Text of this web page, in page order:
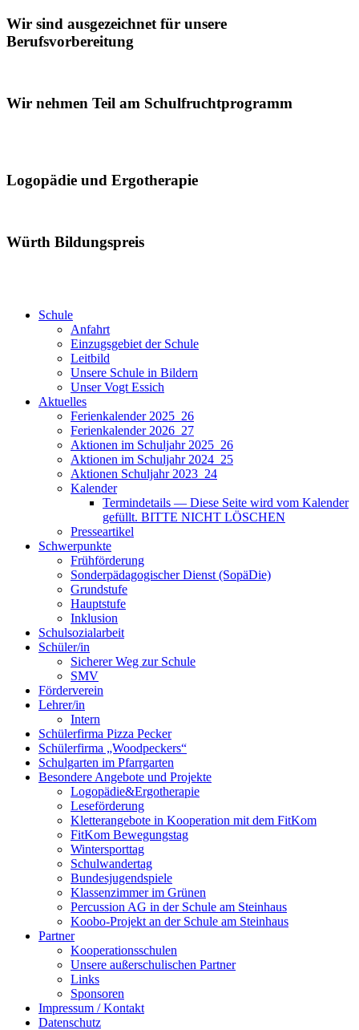
Wir sind ausgezeichnet für unsere
Berufsvorbereitung
Wir nehmen Teil am Schulfruchtprogramm
Logopädie und Ergotherapie
Würth Bildungspreis
Schule
Anfahrt
Einzugsgebiet der Schule
Leitbild
Unsere Schule in Bildern
Unser Vogt Essich
Aktuelles
Ferienkalender 2025_26
Ferienkalender 2026_27
Aktionen im Schuljahr 2025_26
Aktionen im Schuljahr 2024_25
Aktionen Schuljahr 2023_24
Kalender
Termindetails — Diese Seite wird vom Kalender
gefüllt. BITTE NICHT LÖSCHEN
Presseartikel
Schwerpunkte
Frühförderung
Sonderpädagogischer Dienst (SopäDie)
Grundstufe
Hauptstufe
Inklusion
Schulsozialarbeit
Schüler/in
Sicherer Weg zur Schule
SMV
Förderverein
Lehrer/in
Intern
Schülerfirma Pizza Pecker
Schülerfirma „Woodpeckers“
Schulgarten im Pfarrgarten
Besondere Angebote und Projekte
Logopädie&Ergotherapie
Leseförderung
Kletterangebote in Kooperation mit dem FitKom
FitKom Bewegungstag
Wintersporttag
Schulwandertag
Bundesjugendspiele
Klassenzimmer im Grünen
Percussion AG in der Schule am Steinhaus
Koobo-Projekt an der Schule am Steinhaus
Partner
Kooperationsschulen
Unsere außerschulischen Partner
Links
Sponsoren
Impressum / Kontakt
Datenschutz